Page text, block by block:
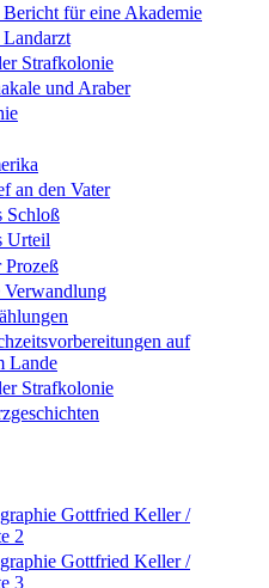
für eine Akademie
Strafkolonie
und Araber
an den Vater
Schloß
Urteil
Prozeß
Verwandlung
auf
Lande
Strafkolonie
Gottfried Keller /
2
Gottfried Keller /
3